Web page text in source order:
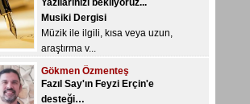
Gökmen Özmenteş
Fazıl Say'ın Feyzi Erçin'e
desteği…
Fazıl Say'ın Boğaziçi
Üniversitesi'nde...
Gökhan Yalçın